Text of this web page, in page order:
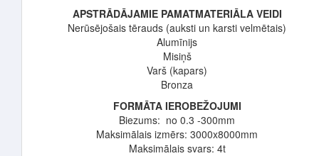
APSTRĀDĀJAMIE PAMATMATERIĀLA VEIDI
Nerūsējošais tērauds (auksti un karsti velmētais)
Alumīnijs
Misiņš
Varš (kapars)
Bronza
FORMĀTA IEROBEŽOJUMI
Biezums: no 0.3 -300mm
Maksimālais izmērs: 3000x8000mm
Maksimālais svars: 4t